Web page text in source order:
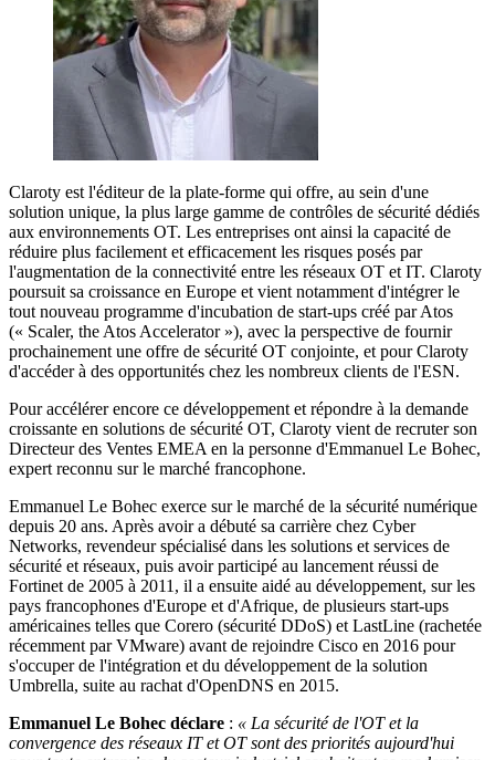
Claroty est l'éditeur de la plate-forme qui offre, au sein d'une
solution unique, la plus large gamme de contrôles de sécurité dédiés
aux environnements OT. Les entreprises ont ainsi la capacité de
réduire plus facilement et efficacement les risques posés par
l'augmentation de la connectivité entre les réseaux OT et IT. Claroty
poursuit sa croissance en Europe et vient notamment d'intégrer le
tout nouveau programme d'incubation de start-ups créé par Atos
(« Scaler, the Atos Accelerator »), avec la perspective de fournir
prochainement une offre de sécurité OT conjointe, et pour Claroty
d'accéder à des opportunités chez les nombreux clients de l'ESN.
Pour accélérer encore ce développement et répondre à la demande
croissante en solutions de sécurité OT, Claroty vient de recruter son
Directeur des Ventes EMEA en la personne d'Emmanuel Le Bohec,
expert reconnu sur le marché francophone.
Emmanuel Le Bohec exerce sur le marché de la sécurité numérique
depuis 20 ans. Après avoir a débuté sa carrière chez Cyber
Networks, revendeur spécialisé dans les solutions et services de
sécurité et réseaux, puis avoir participé au lancement réussi de
Fortinet de 2005 à 2011, il a ensuite aidé au développement, sur les
pays francophones d'Europe et d'Afrique, de plusieurs start-ups
américaines telles que Corero (sécurité DDoS) et LastLine (rachetée
récemment par VMware) avant de rejoindre Cisco en 2016 pour
s'occuper de l'intégration et du développement de la solution
Umbrella, suite au rachat d'OpenDNS en 2015.
Emmanuel Le Bohec déclare : « La sécurité de l'OT et la
convergence des réseaux IT et OT sont des priorités aujourd'hui